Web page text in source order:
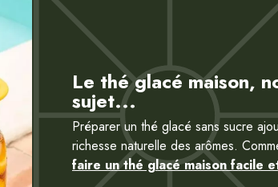
Le thé glacé maison,
sujet...
Préparer un thé glacé sans sucre
richesse naturelle des arômes.
faire un thé glacé maison facile